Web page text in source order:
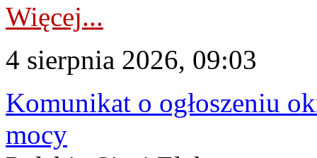
Więcej...
4 sierpnia 2026, 09:03
Komunikat o ogłoszeniu
mocy